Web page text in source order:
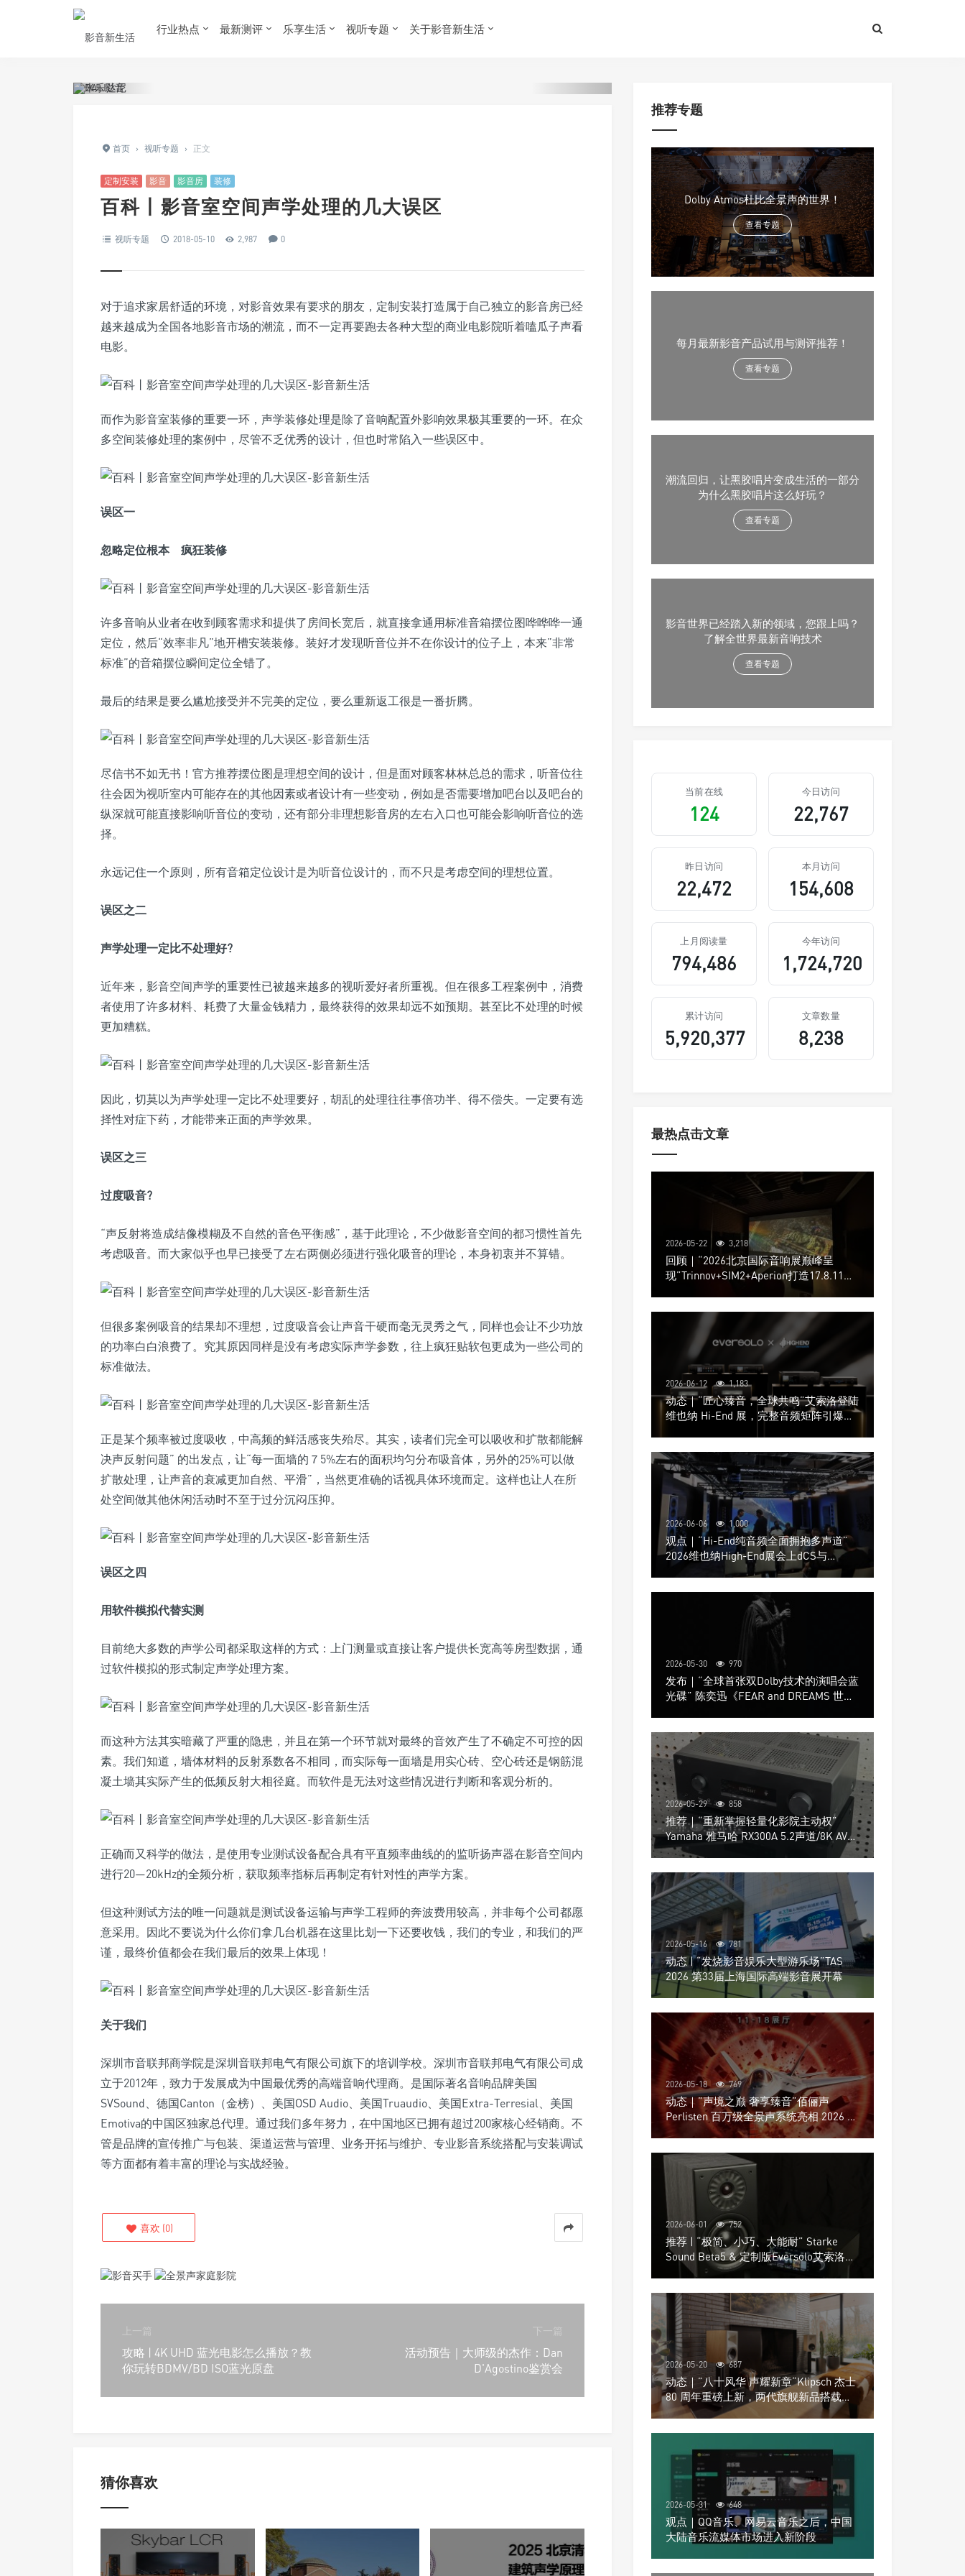
行业热点 最新测评 乐享生活 视听专题 关于影音新生活
首页 › 视听专题 › 正文
定制安装 影音 影音房 装修
百科丨影音室空间声学处理的几大误区
视听专题 2018-05-10 2,987 0
对于追求家居舒适的环境，对影音效果有要求的朋友，定制安装打造属于自己独立的影音房已经
越来越成为全国各地影音市场的潮流，而不一定再要跑去各种大型的商业电影院听着嗑瓜子声看
电影。
而作为影音室装修的重要一环，声学装修处理是除了音响配置外影响效果极其重要的一环。在众
多空间装修处理的案例中，尽管不乏优秀的设计，但也时常陷入一些误区中。
误区一
忽略定位根本 疯狂装修
许多音响从业者在收到顾客需求和提供了房间长宽后，就直接拿通用标准音箱摆位图哗哗哗一通
定位，然后“效率非凡”地开槽安装装修。装好才发现听音位并不在你设计的位子上，本来”非常
标准”的音箱摆位瞬间定位全错了。
最后的结果是要么尴尬接受并不完美的定位，要么重新返工很是一番折腾。
尽信书不如无书！官方推荐摆位图是理想空间的设计，但是面对顾客林林总总的需求，听音位往
往会因为视听室内可能存在的其他因素或者设计有一些变动，例如是否需要增加吧台以及吧台的
纵深就可能直接影响听音位的变动，还有部分非理想影音房的左右入口也可能会影响听音位的选
择。
永远记住一个原则，所有音箱定位设计是为听音位设计的，而不只是考虑空间的理想位置。
误区之二
声学处理一定比不处理好?
近年来，影音空间声学的重要性已被越来越多的视听爱好者所重视。但在很多工程案例中，消费
者使用了许多材料、耗费了大量金钱精力，最终获得的效果却远不如预期。甚至比不处理的时候
更加糟糕。
因此，切莫以为声学处理一定比不处理要好，胡乱的处理往往事倍功半、得不偿失。一定要有选
择性对症下药，才能带来正面的声学效果。
误区之三
过度吸音?
“声反射将造成结像模糊及不自然的音色平衡感”，基于此理论，不少做影音空间的都习惯性首先
考虑吸音。而大家似乎也早已接受了左右两侧必须进行强化吸音的理论，本身初衷并不算错。
但很多案例吸音的结果却不理想，过度吸音会让声音干硬而毫无灵秀之气，同样也会让不少功放
的功率白白浪费了。究其原因同样是没有考虑实际声学参数，往上疯狂贴软包更成为一些公司的
标准做法。
正是某个频率被过度吸收，中高频的鲜活感丧失殆尽。其实，读者们完全可以吸收和扩散都能解
决声反射问题” 的出发点，让“每一面墙的７5%左右的面积均匀分布吸音体，另外的25%可以做
扩散处理，让声音的衰减更加自然、平滑”，当然更准确的话视具体环境而定。这样也让人在所
处空间做其他休闲活动时不至于过分沉闷压抑。
误区之四
用软件模拟代替实测
目前绝大多数的声学公司都采取这样的方式：上门测量或直接让客户提供长宽高等房型数据，通
过软件模拟的形式制定声学处理方案。
而这种方法其实暗藏了严重的隐患，并且在第一个环节就对最终的音效产生了不确定不可控的因
素。我们知道，墙体材料的反射系数各不相同，而实际每一面墙是用实心砖、空心砖还是钢筋混
凝土墙其实际产生的低频反射大相径庭。而软件是无法对这些情况进行判断和客观分析的。
正确而又科学的做法，是使用专业测试设备配合具有平直频率曲线的的监听扬声器在影音空间内
进行20—20kHz的全频分析，获取频率指标后再制定有针对性的声学方案。
但这种测试方法的唯一问题就是测试设备运输与声学工程师的奔波费用较高，并非每个公司都愿
意采用。因此不要说为什么你们拿几台机器在这里比划一下还要收钱，我们的专业，和我们的严
谨，最终价值都会在我们最后的效果上体现！
关于我们
深圳市音联邦商学院是深圳音联邦电气有限公司旗下的培训学校。深圳市音联邦电气有限公司成
立于2012年，致力于发展成为中国最优秀的高端音响代理商。是国际著名音响品牌美国
SVSound、德国Canton（金榜）、美国OSD Audio、美国Truaudio、美国Extra-Terresial、美国
Emotiva的中国区独家总代理。通过我们多年努力，在中国地区已拥有超过200家核心经销商。不
管是品牌的宣传推广与包装、渠道运营与管理、业务开拓与维护、专业影音系统搭配与安装调试
等方面都有着丰富的理论与实战经验。
喜欢 (0)
上一篇
攻略 | 4K UHD 蓝光电影怎么播放？教
你玩转BDMV/BD ISO蓝光原盘
下一篇
活动预告｜大师级的杰作：Dan
D'Agostino鉴赏会
猜你喜欢
推荐专题
Dolby Atmos杜比全景声的世界！
查看专题
每月最新影音产品试用与测评推荐！
查看专题
潮流回归，让黑胶唱片变成生活的一部分
为什么黑胶唱片这么好玩？
查看专题
影音世界已经踏入新的领域，您跟上吗？
了解全世界最新音响技术
查看专题
当前在线
124
今日访问
22,767
昨日访问
22,472
本月访问
154,608
上月阅读量
794,486
今年访问
1,724,720
累计访问
5,920,377
文章数量
8,238
最热点击文章
2026-05-22 3,218
回顾｜“2026北京国际音响展巅峰呈
现”Trinnov+SIM2+Aperion打造17.8.11声
2026-06-12 1,183
动态｜“匠心臻音，全球共鸣”艾索洛登陆
维也纳 Hi-End 展，完整音频矩阵引爆关
2026-06-06 1,000
观点｜“Hi-End纯音频全面拥抱多声道”
2026维也纳High-End展会上dCS与
Trinnov Audio搭建多声道演示系统
2026-05-30 970
发布｜“全球首张双Dolby技术的演唱会蓝
光碟” 陈奕迅《FEAR and DREAMS 世界
2026-05-29 858
推荐｜“重新掌握轻量化影院主动权”
Yamaha 雅马哈 RX300A 5.2声道/8K AV放
大器
2026-05-16 781
动态 | “发烧影音娱乐大型游乐场”TAS
2026 第33届上海国际高端影音展开幕
2026-05-18 769
动态｜”声境之巅 奢享臻音”佰俪声
Perlisten 百万级全景声系统亮相 2026 北
京国际音响展
2026-06-01 752
推荐 | “极简、小巧、大能耐” Starke
Sound Beta5 & 定制版Eversolo艾索洛
Play音响组合
2026-05-20 687
动态｜”八十风华 声耀新章“Klipsch 杰士
80 周年重磅上新，两代旗舰新品搭载硬
核配置音质再升级
2026-05-31 648
观点｜QQ音乐、网易云音乐之后，中国
大陆音乐流媒体市场进入新阶段